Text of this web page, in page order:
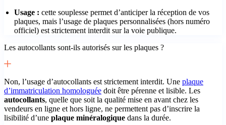
Usage : cette souplesse permet d’anticiper la réception de vos
plaques, mais l’usage de plaques personnalisées (hors numéro
officiel) est strictement interdit sur la voie publique.
Les autocollants sont-ils autorisés sur les plaques ?
Non, l’usage d’autocollants est strictement interdit. Une plaque
d’immatriculation homologuée doit être pérenne et lisible. Les
autocollants, quelle que soit la qualité mise en avant chez les
vendeurs en ligne et hors ligne, ne permettent pas d’inscrire la
lisibilité d’une plaque minéralogique dans la durée.